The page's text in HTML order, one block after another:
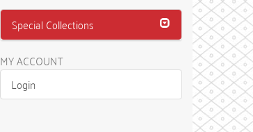
Special Collections
MY ACCOUNT
Login